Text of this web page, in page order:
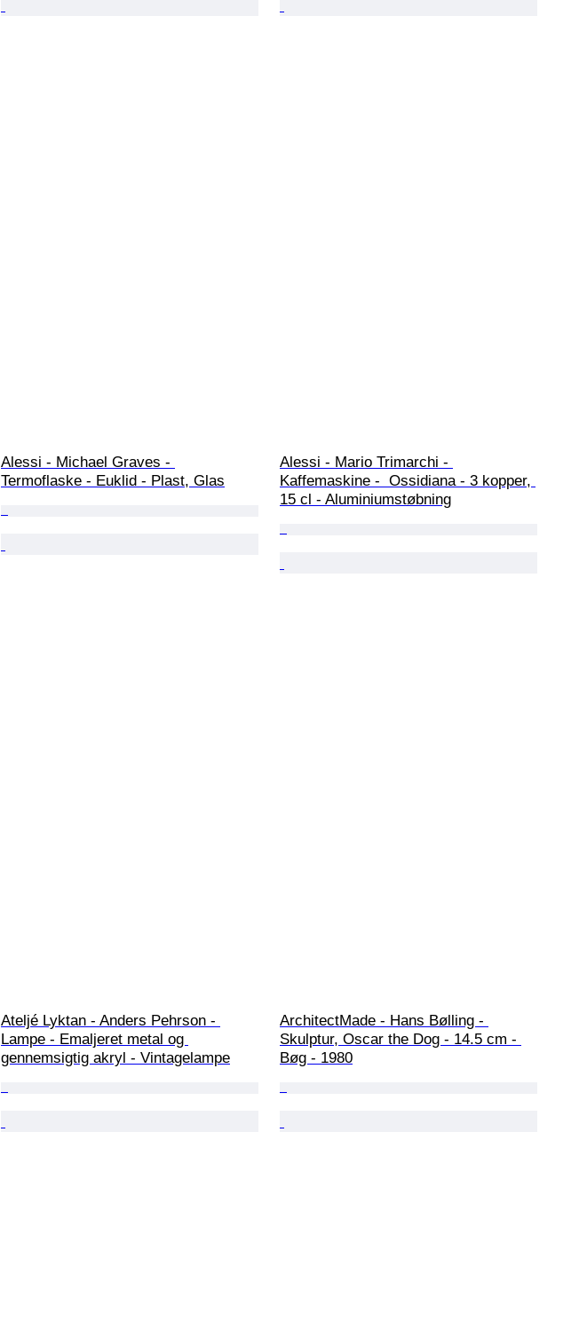
Alessi - Michael Graves -
Termoflaske - Euklid - Plast, Glas
Alessi - Mario Trimarchi -
Kaffemaskine -  Ossidiana - 3 kopper,
15 cl - Aluminiumstøbning
Ateljé Lyktan - Anders Pehrson -
Lampe - Emaljeret metal og
gennemsigtig akryl - Vintagelampe
ArchitectMade - Hans Bølling -
Skulptur, Oscar the Dog - 14.5 cm -
Bøg - 1980